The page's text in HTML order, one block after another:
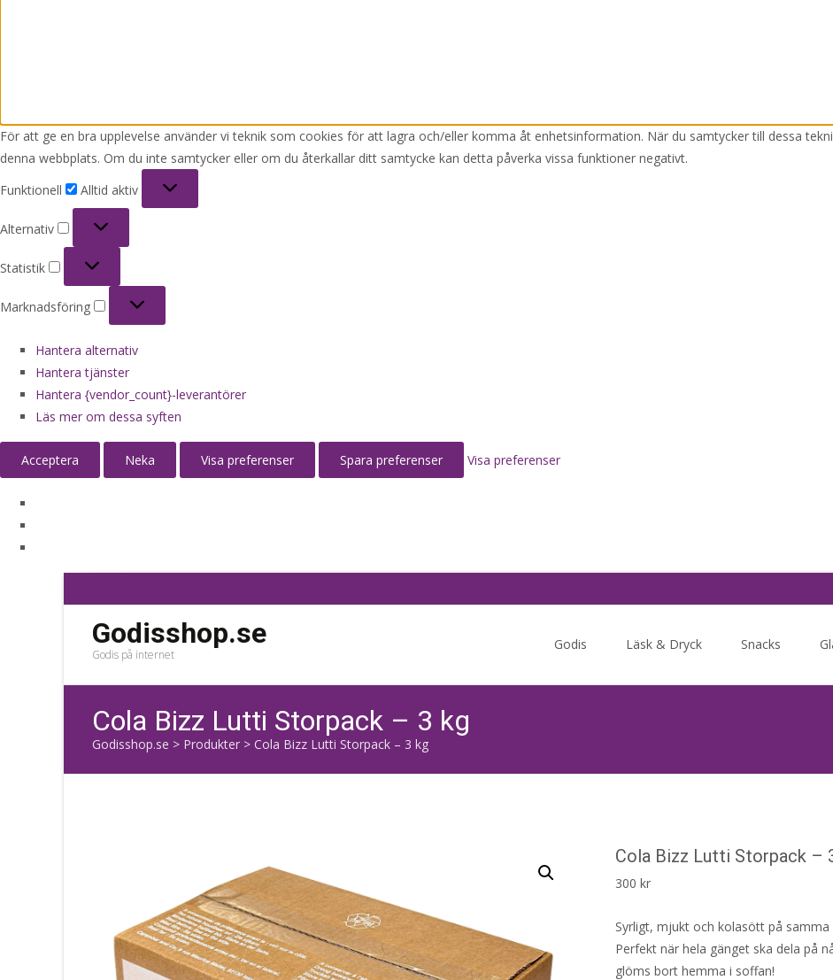
För att ge en bra upplevelse använder vi teknik som cookies för att lagra och/eller komma åt enhetsinformation. När du samtycker till dessa
denna webbplats. Om du inte samtycker eller om du återkallar ditt samtycke kan detta påverka vissa funktioner negativt.
Funktionell
Alltid aktiv
Alternativ
Statistik
Marknadsföring
Hantera alternativ
Hantera tjänster
Hantera {vendor_count}-leverantörer
Läs mer om dessa syften
Acceptera Neka Visa preferenser Spara preferenser Visa preferenser
Godisshop.se
Godis på internet
Godis Läsk & Dryck Snacks
Cola Bizz Lutti Storpack – 3 kg
Godisshop.se > Produkter > Cola Bizz Lutti Storpack – 3 kg
Cola Bizz Lutti Storpack –
300 kr
Syrligt, mjukt och kolasött på
Perfekt när hela gänget ska dela på
glöms bort hemma i soffan!